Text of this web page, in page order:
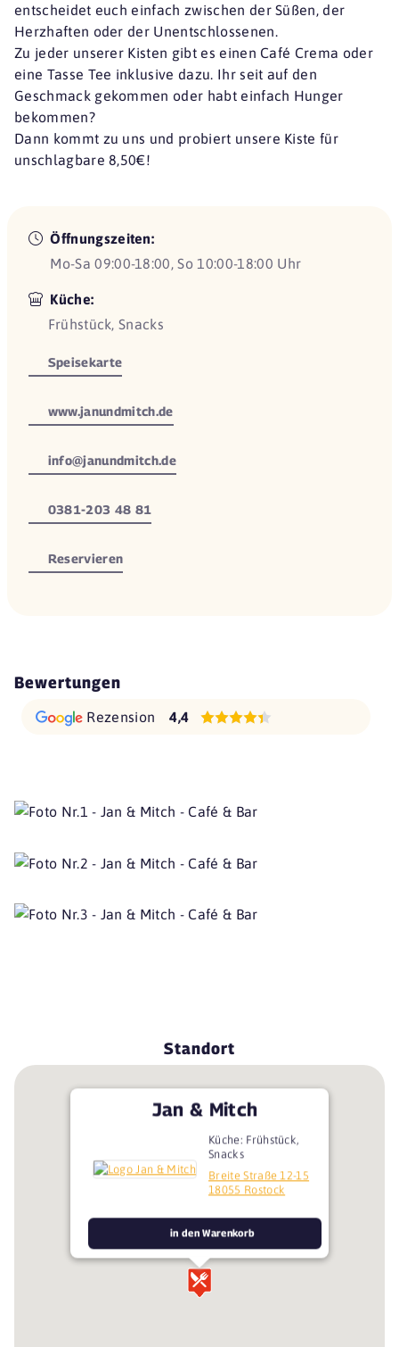
entscheidet euch einfach zwischen der Süßen, der
Herzhaften oder der Unentschlossenen.
Zu jeder unserer Kisten gibt es einen Café Crema oder
eine Tasse Tee inklusive dazu. Ihr seit auf den
Geschmack gekommen oder habt einfach Hunger
bekommen?
Dann kommt zu uns und probiert unsere Kiste für
unschlagbare 8,50€!
Öffnungszeiten:
Mo-Sa 09:00-18:00, So 10:00-18:00 Uhr
Küche:
Frühstück, Snacks
Speisekarte
www.janundmitch.de
info@janundmitch.de
0381-203 48 81
Reservieren
Bewertungen
Rezension 4,4
Standort
Jan & Mitch
Küche: Frühstück,
Snacks
Breite Straße 12-15
18055 Rostock
in den Warenkorb